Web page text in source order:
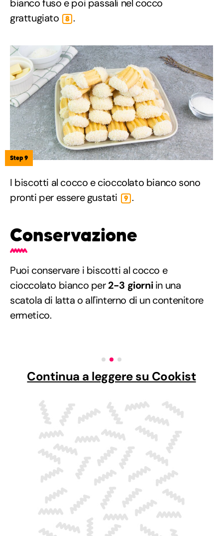
bianco fuso e poi passali nel cocco
grattugiato
8 .
Step 9
I biscotti al cocco e cioccolato bianco sono
pronti per essere gustati
9 .
Conservazione
Puoi conservare i biscotti al cocco e
cioccolato bianco per2-3 giorniin una
scatola di latta o all'interno di un contenitore
ermetico.
Continua a leggere su Cookist